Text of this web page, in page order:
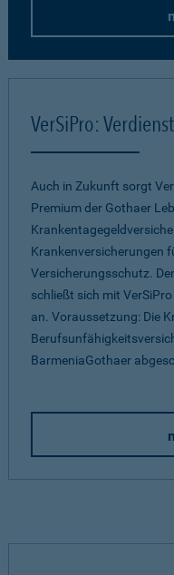
VerSiPro:
Auch in Zukunft sorgt
Premium der Gothaer
Krankenversicherungen
Versicherungsschutz.
schließt sich mit
an. Voraussetzung: Die
BarmeniaGothaer